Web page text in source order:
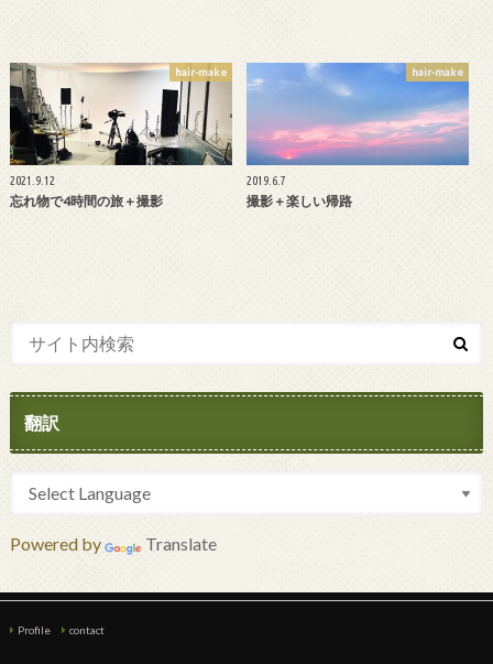
hair-make
2021.9.12
忘れ物で4時間の旅＋撮影
hair-make
2019.6.7
撮影＋楽しい帰路
翻訳
Powered by Translate
Profile contact